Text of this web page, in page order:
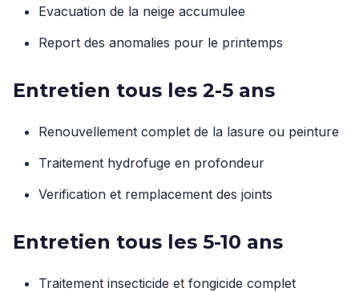
Evacuation de la neige accumulee
Report des anomalies pour le printemps
Entretien tous les 2-5 ans
Renouvellement complet de la lasure ou peinture
Traitement hydrofuge en profondeur
Verification et remplacement des joints
Entretien tous les 5-10 ans
Traitement insecticide et fongicide complet